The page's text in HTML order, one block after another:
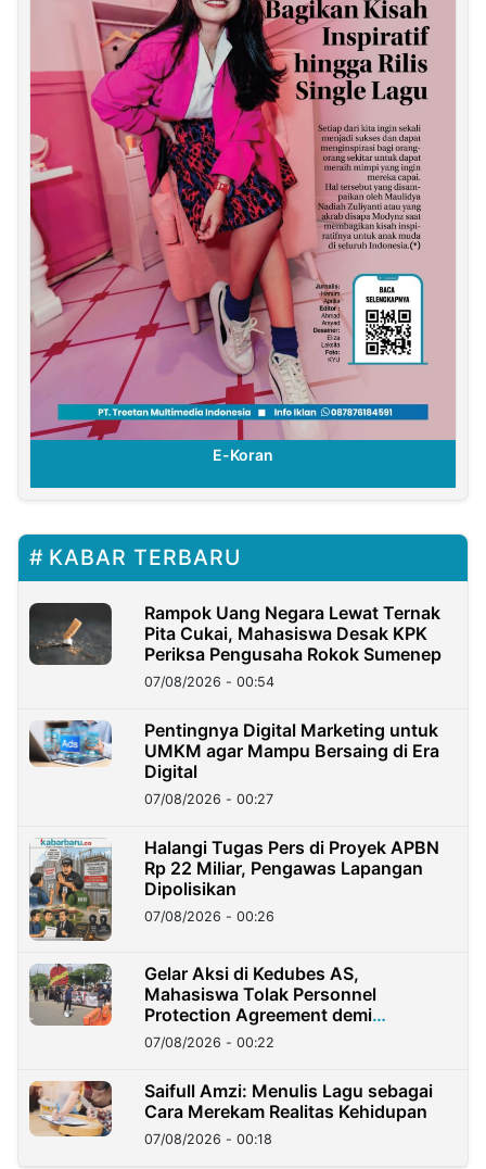
E-Koran
KABAR TERBARU
Rampok Uang Negara Lewat Ternak
Pita Cukai, Mahasiswa Desak KPK
Periksa Pengusaha Rokok Sumenep
07/08/2026 - 00:54
Pentingnya Digital Marketing untuk
UMKM agar Mampu Bersaing di Era
Digital
07/08/2026 - 00:27
Halangi Tugas Pers di Proyek APBN
Rp 22 Miliar, Pengawas Lapangan
Dipolisikan
07/08/2026 - 00:26
Gelar Aksi di Kedubes AS,
Mahasiswa Tolak Personnel
Protection Agreement demi
Kedaulatan Negara
07/08/2026 - 00:22
Saifull Amzi: Menulis Lagu sebagai
Cara Merekam Realitas Kehidupan
07/08/2026 - 00:18